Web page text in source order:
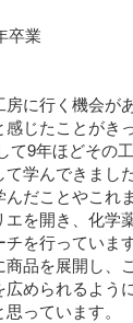
卒業
に行く機会があ
じたことがき
て9年ほどその
学んできまし
だことやこれ
を開き、化学
を行っていま
品を展開し、
められるように
っています。